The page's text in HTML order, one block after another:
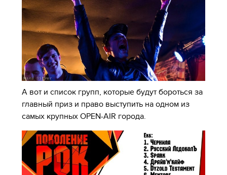
А вот и список групп, которые будут бороться за
главный приз и право выступить на одном из
самых крупных OPEN-AIR города.